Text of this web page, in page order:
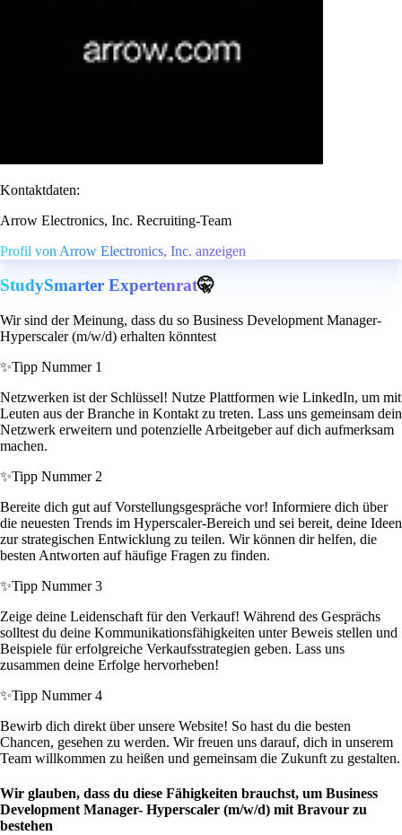
Kontaktdaten:
Arrow Electronics, Inc. Recruiting-Team
Profil von Arrow Electronics, Inc. anzeigen
StudySmarter Expertenrat🤫
Wir sind der Meinung, dass du so Business Development Manager-
Hyperscaler (m/w/d) erhalten könntest
✨Tipp Nummer 1
Netzwerken ist der Schlüssel! Nutze Plattformen wie LinkedIn, um mit
Leuten aus der Branche in Kontakt zu treten. Lass uns gemeinsam dein
Netzwerk erweitern und potenzielle Arbeitgeber auf dich aufmerksam
machen.
✨Tipp Nummer 2
Bereite dich gut auf Vorstellungsgespräche vor! Informiere dich über
die neuesten Trends im Hyperscaler-Bereich und sei bereit, deine Ideen
zur strategischen Entwicklung zu teilen. Wir können dir helfen, die
besten Antworten auf häufige Fragen zu finden.
✨Tipp Nummer 3
Zeige deine Leidenschaft für den Verkauf! Während des Gesprächs
solltest du deine Kommunikationsfähigkeiten unter Beweis stellen und
Beispiele für erfolgreiche Verkaufsstrategien geben. Lass uns
zusammen deine Erfolge hervorheben!
✨Tipp Nummer 4
Bewirb dich direkt über unsere Website! So hast du die besten
Chancen, gesehen zu werden. Wir freuen uns darauf, dich in unserem
Team willkommen zu heißen und gemeinsam die Zukunft zu gestalten.
Wir glauben, dass du diese Fähigkeiten brauchst, um Business
Development Manager- Hyperscaler (m/w/d) mit Bravour zu
bestehen